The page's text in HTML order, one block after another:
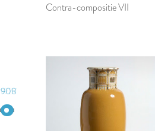
1927
Contra-compositie VII